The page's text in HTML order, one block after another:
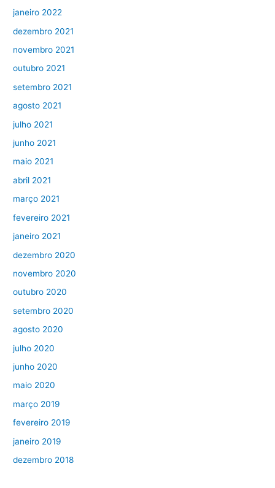
janeiro 2022
dezembro 2021
novembro 2021
outubro 2021
setembro 2021
agosto 2021
julho 2021
junho 2021
maio 2021
abril 2021
março 2021
fevereiro 2021
janeiro 2021
dezembro 2020
novembro 2020
outubro 2020
setembro 2020
agosto 2020
julho 2020
junho 2020
maio 2020
março 2019
fevereiro 2019
janeiro 2019
dezembro 2018